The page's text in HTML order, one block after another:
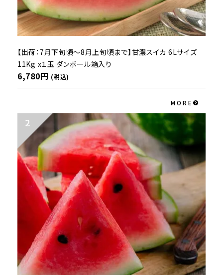
【出荷：7月下旬頃～8月上旬頃まで】甘濃スイカ 6Lサイズ
11Kg x１玉 ダンボール箱入り
6,780円 (税込)
MORE